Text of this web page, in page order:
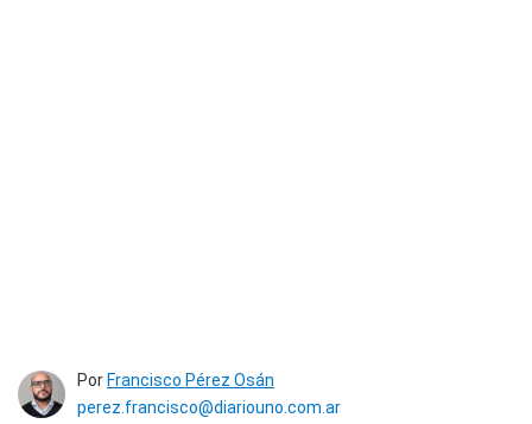
Por Francisco Pérez Osán
perez.francisco@diariouno.com.ar